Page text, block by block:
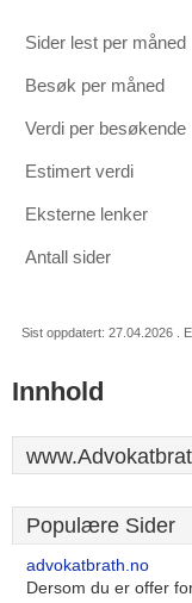
Sider lest per måned
Besøk per måned
Verdi per besøkende
Estimert verdi
Eksterne lenker
Antall sider
Sist oppdatert: 27.04.2026 .
Innhold
Populære Sider
advokatbrath.no
Dersom du er offer